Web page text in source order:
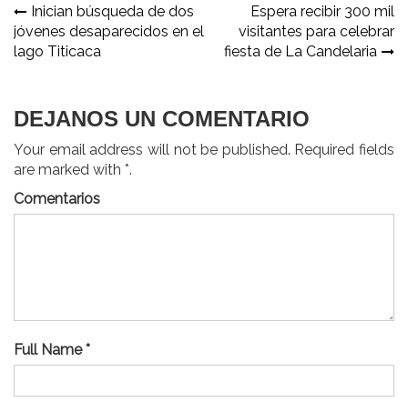
Navegación
de
Inician búsqueda de dos
jóvenes desaparecidos en el
lago Titicaca
Espera recibir 300 mil
visitantes para celebrar
fiesta de La Candelaria
DEJANOS UN COMENTARIO
Your email address will not be published. Required fields
are marked with *.
Comentarios
Full Name *